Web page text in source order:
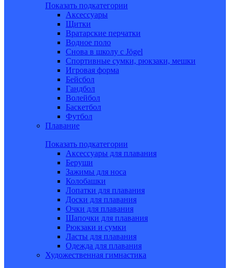
Показать подкатегории
Аксессуары
Щитки
Вратарские перчатки
Водное поло
Снова в школу c Jögel
Спортивные сумки, рюкзаки, мешки
Игровая форма
Бейсбол
Гандбол
Волейбол
Баскетбол
Футбол
Плавание
Показать подкатегории
Аксессуары для плавания
Беруши
Зажимы для носа
Колобашки
Лопатки для плавания
Доски для плавания
Очки для плавания
Шапочки для плавания
Рюкзаки и сумки
Ласты для плавания
Одежда для плавания
Художественная гимнастика